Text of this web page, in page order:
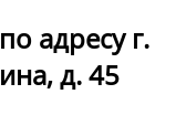
адресу г.
д. 45